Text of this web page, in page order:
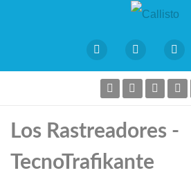
Los Rastreadores -
TecnoTrafikante